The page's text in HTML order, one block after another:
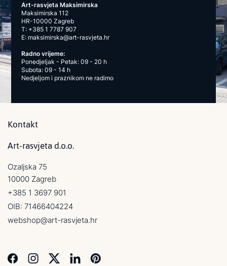
Art-rasvjeta Maksimirska
Maksimirska 112
HR-10000 Zagreb
T: +385 1 7787 907
E: maksimirska@art-rasvjeta.hr
Radno vrijeme:
Ponedjeljak - Petak: 09 - 20 h
Subota: 09 - 14 h
Nedjeljom i praznikom ne radimo
Kontakt
Art-rasvjeta d.o.o.
Ozaljska 75
10000 Zagreb
+385 1 3697 901
OIB: 71466404224
webshop@art-rasvjeta.hr